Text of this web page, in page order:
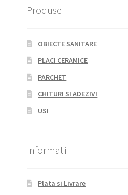
Produse
OBIECTE SANITARE
PLACI CERAMICE
PARCHET
CHITURI SI ADEZIVI
USI
Informatii
Plata si Livrare